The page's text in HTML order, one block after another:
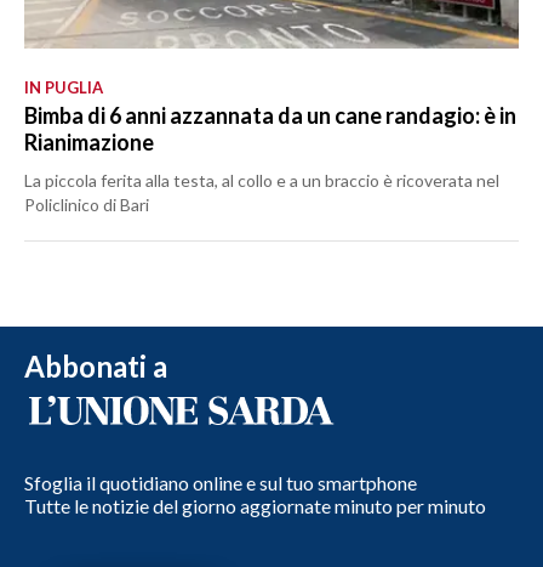
IN PUGLIA
Bimba di 6 anni azzannata da un cane randagio: è in
Rianimazione
La piccola ferita alla testa, al collo e a un braccio è ricoverata nel
Policlinico di Bari
Abbonati a
Sfoglia il quotidiano online e sul tuo smartphone
Tutte le notizie del giorno aggiornate minuto per minuto